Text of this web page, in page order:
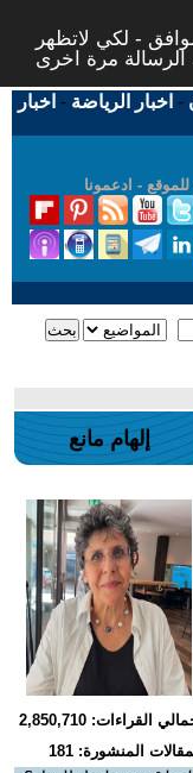
- لكي لاتظهر
- اخبار الرياضة - اخبار
للموقع - ادعمونا
إلهام مانع
القراءات: 2,850,710
المنشورة: 181